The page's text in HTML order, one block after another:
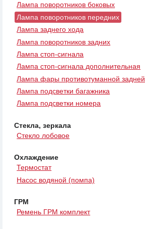
Лампа поворотников боковых
Лампа поворотников передних
Лампа заднего хода
Лампа поворотников задних
Лампа стоп-сигнала
Лампа стоп-сигнала дополнительная
Лампа фары противотуманной задней
Лампа подсветки багажника
Лампа подсветки номера
Стекла, зеркала
Стекло лобовое
Охлаждение
Термостат
Насос водяной (помпа)
ГРМ
Ремень ГРМ комплект